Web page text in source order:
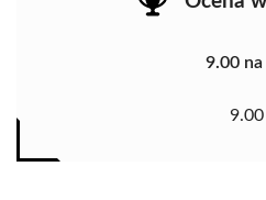
9.00 na
9.00